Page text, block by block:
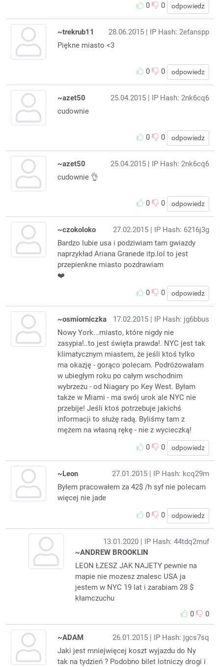
0 0 odpowiedz
28.06.2015 | IP Hash: 2efanspp
~trekrub11
Piękne miasto <3
0 0 odpowiedz
25.04.2015 | IP Hash: 2nk6cq6
~azet50
cudownie
0 0 odpowiedz
25.04.2015 | IP Hash: 2nk6cq6
~azet50
cudownie 👌
0 0 odpowiedz
27.02.2015 | IP Hash: 6216j3g
~czokoloko
Bardzo lubie usa i podziwiam tam gwiazdy
naprzykład Ariana Granede itp.lol to jest
przepienkne miasto pozdrawiam
❤️
0
0 odpowiedz
17.02.2015 | IP Hash: jg6bbus
~osmiorniczka
Nowy York...miasto, które nigdy nie
zasypia!..to jest święta prawda!. NYC jest tak
klimatycznym miastem, że jeśli ktoś tylko
ma okazję - gorąco polecam. Podróżowałam
w ubiegłym roku po całym wschodnim
wybrzeżu - od Niagary po Key West. Byłam
także w Miami - ma swój urok ale NYC nie
przebije! Jeśli ktoś potrzebuje jakichś
informacji to służę radą. Byliśmy tam z
mężem na własną rękę - nie z wycieczką!
0
0 odpowiedz
27.01.2015 | IP Hash: kcq29m
~Leon
Byłem pracowałem za 42$ /h syf nie polecam
więcej nie jade
0
0 odpowiedz
13.01.2020 | IP Hash: 44tdq2muf
~ANDREW BROOKLIN
LEON ŁZESZ JAK NAJETY pewnie na
mapie nie mozesz znalesc USA ja
jestem w NYC 19 lat i zarabiam 28 $
kłamczuchu
0
0
26.01.2015 | IP Hash: jgcs7sq
~ADAM
Jaki jest mniejwięcej koszt wyjazdu do Ny
tak na tydzień ? Podobno bilet lotniczy drogi i